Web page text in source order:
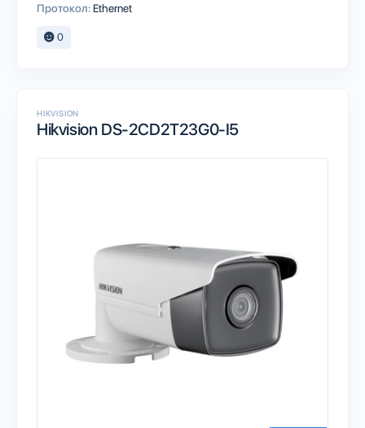
Протокол: Ethernet
0
HIKVISION
Hikvision DS-2CD2T23G0-I5